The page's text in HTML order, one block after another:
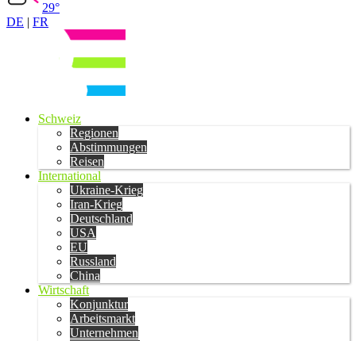
29°
DE | FR
Schweiz
Regionen
Abstimmungen
Reisen
International
Ukraine-Krieg
Iran-Krieg
Deutschland
USA
EU
Russland
China
Wirtschaft
Konjunktur
Arbeitsmarkt
Unternehmen